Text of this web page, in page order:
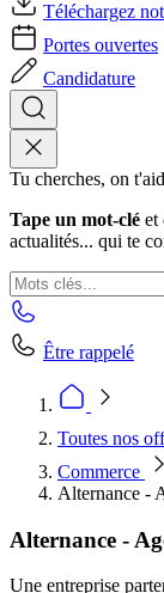
Téléchargez
Portes ouvertes
Candidature
Tu cherches, on
Tape un mot-clé et
actualités... qui te
Être rappelé
Toutes nos
Commerce
Alternance -
Alternance -
Une entreprise